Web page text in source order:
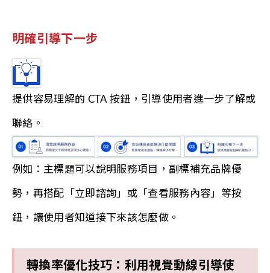
明確引導下一步
提供容易理解的 CTA 按鈕，引導使用者進一步了解或
聯絡。
例如：主標題可以說明服務項目，副標補充品牌優
勢，再搭配「立即諮詢」或「查看服務內容」等按
鈕，讓使用者知道接下來該怎麼做。
轉換率優化技巧：利用視覺動線引導使